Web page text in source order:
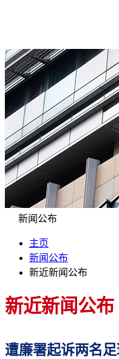
新闻公布
主页
新闻公布
新近新闻公布
新近新闻公布
遭廉署起诉两名